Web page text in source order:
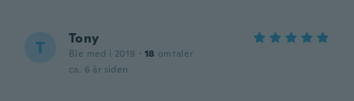
T Tony
Ble med i 2019 · 18 omtaler
ca. 6 år siden